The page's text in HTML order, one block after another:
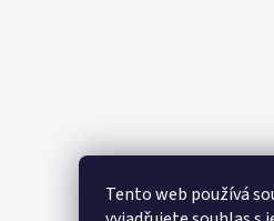
Tento web používá